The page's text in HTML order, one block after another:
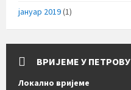
јануар 2019(1)
ВРИЈЕМЕ У ПЕТРОВУ
Локално вријеме